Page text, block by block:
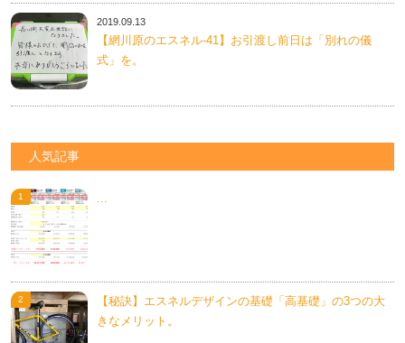
2019.09.13
【網川原のエスネル‐41】お引渡し前日は「別れの儀
式」を。
人気記事
...
【秘訣】エスネルデザインの基礎「高基礎」の3つの大
きなメリット。